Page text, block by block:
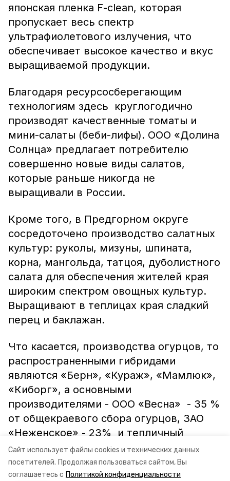
Сайт использует файлы cookies и технических данных
посетителей. Продолжая пользоваться сайтом, Вы
соглашаетесь с Политикой конфиденциальности
японская пленка F-clean, которая
пропускает весь спектр
ультрафиолетового излучения, что
обеспечивает высокое качество и вкус
выращиваемой продукции.
Благодаря ресурсосберегающим
технологиям здесь круглогодично
производят качественные томаты и
мини-салаты (беби-лифы). ООО «Долина
Солнца» предлагает потребителю
совершенно новые виды салатов,
которые раньше никогда не
выращивали в России.
Кроме того, в Предгорном округе
сосредоточено производство салатных
культур: руколы, мизуны, шпината,
корна, мангольда, татцоя, дуболистного
салата для обеспечения жителей края
широким спектром овощных культур.
Выращивают в теплицах края сладкий
перец и баклажан.
Что касается, производства огурцов, то
распространенными гибридами
являются «Берн», «Кураж», «Мамлюк»,
«Киборг», а основными
производителями - ООО «Весна» - 35 %
от общекраевого сбора огурцов, ЗАО
«Неженское» - 23% и тепличный
комбинат Андроповский» 16% от
общекраевого сбора огурцов.